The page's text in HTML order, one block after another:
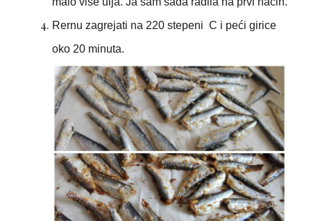
Rernu zagrejati na 220 stepeni C i peći girice
oko 20 minuta.